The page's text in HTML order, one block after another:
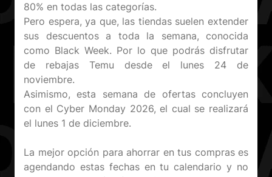
80% en todas las categorías.
Pero espera, ya que, las tiendas suelen extender
sus descuentos a toda la semana, conocida
como Black Week. Por lo que podrás disfrutar
de rebajas Temu desde el lunes 24 de
noviembre.
Asimismo, esta semana de ofertas concluyen
con el Cyber Monday 2026, el cual se realizará
el lunes 1 de diciembre.
La mejor opción para ahorrar en tus compras es
agendando estas fechas en tu calendario y no